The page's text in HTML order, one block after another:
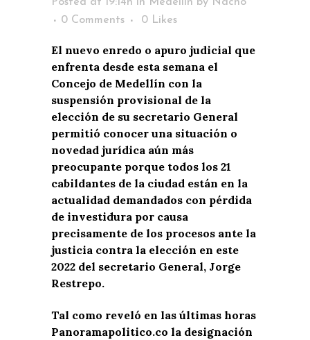
0 Comments
0 Likes
El nuevo enredo o apuro judicial que
enfrenta desde esta semana el
Concejo de Medellín con la
suspensión provisional de la
elección de su secretario General
permitió conocer una situación o
novedad jurídica aún más
preocupante porque todos los 21
cabildantes de la ciudad están en la
actualidad demandados con pérdida
de investidura por causa
precisamente de los procesos ante la
justicia contra la elección en este
2022 del secretario General, Jorge
Restrepo.
Tal como reveló en las últimas horas
Panoramapolitico.co la designación